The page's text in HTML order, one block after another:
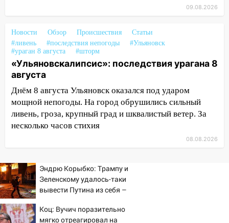
Поджог со свечой, 16 сгоревших
07:50
Какая погоды будет днем 8
августа
06:45 Императорский мост в
Ульяновске останется закрытым до
утра 10 августа
05:18 Судьба готовит сюрприз: гороскоп
на 8 августа — кому повезет с
деньгами, а кого ждет неожиданная
04:47
В Ульяновской области объявили
ракетную опасность: звучат сирены
07.08.2026
20:40
Ульяновские аграрии смогут
купить тракторы с отсрочкой платежа
09.08.2026
Новости Обзор Происшествия
Статьи
#ливень
#последствия непогоды
#Ульяновск
#ураган 8 августа
#шторм
«Ульяновскалипсис»: последствия урагана 8
августа
Днём 8 августа Ульяновск оказался под ударом
мощной непогоды. На город обрушились сильный
ливень, гроза, крупный град и шквалистый ветер. За
несколько часов стихия
08.08.2026
Эндрю Корыбко: Трампу и
Зеленскому удалось-таки
вывести Путина из себя –
Коц: Вучич поразительно
мягко отреагировал на